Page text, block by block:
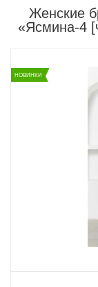
Женские
«Ясмина-4
НОВИНКИ